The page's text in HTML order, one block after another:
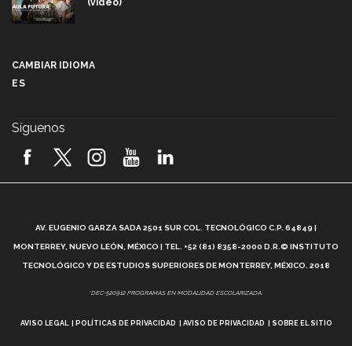
(video)
2026! (video)
¿Cómo es el Modelo Educativo Tec? (video)
Vida Tec: Feminismo e Inteligencia Artificial, Paola
CAMBIAR IDIOMA
ES
Síguenos
AV. EUGENIO GARZA SADA 2501 SUR COL. TECNOLÓGICO C.P. 64849 |
MONTERREY, NUEVO LEÓN, MÉXICO | TEL. +52 (81) 8358-2000 D.R.© INSTITUTO
TECNOLÓGICO Y DE ESTUDIOS SUPERIORES DE MONTERREY, MÉXICO. 2018
*DEC-520912 PROGRAMAS EN MODALIDAD ESCOLARIZADA.
AVISO LEGAL POLÍTICAS DE PRIVACIDAD AVISO DE PRIVACIDAD SOBRE EL SITIO